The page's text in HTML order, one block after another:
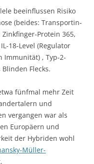
beeinflussen Risiko
(beides: Transportin-
Protein 365,
18-Level (Regulator
Immunität) , Typ-2-
Flecks.
fünfmal mehr Zeit
und
vergangen war als
Europäern und
der Hybriden wohl
Müller-